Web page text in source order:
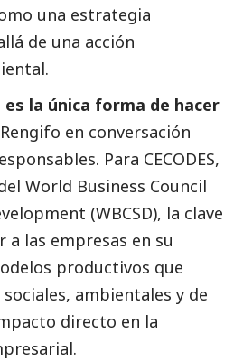
una estrategia
de una acción
la única forma de hacer
en conversación
. Para CECODES,
World Business Council
(WBCSD), la clave
a las empresas en su
productivos que
ambientales y de
directo en la